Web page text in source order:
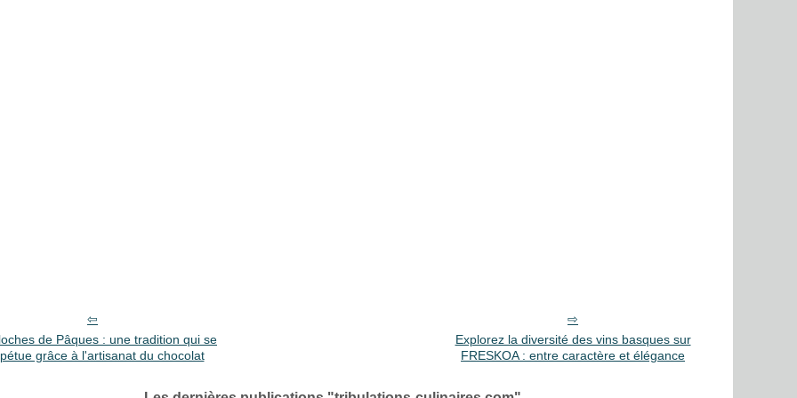
de Pâques : une tradition qui se
grâce à l'artisanat du chocolat
Explorez la diversité des vins basques sur
FRESKOA : entre caractère et élégance